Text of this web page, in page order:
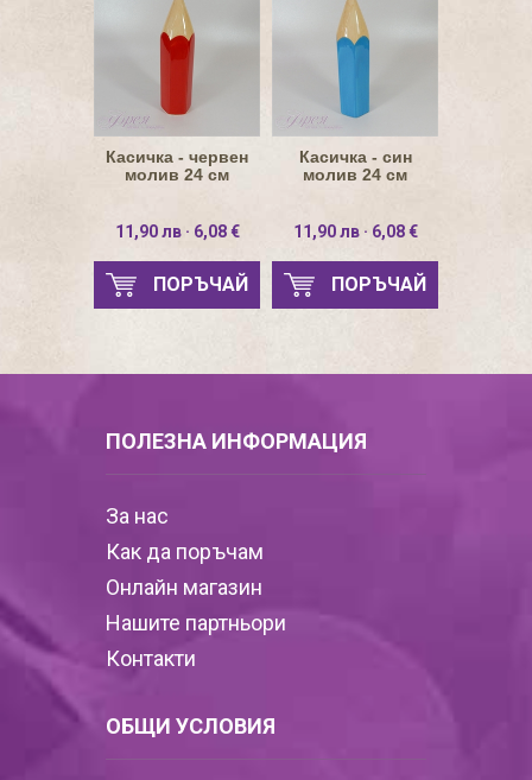
Касичка - червен
молив 24 см
11,90 лв · 6,08 €
ПОРЪЧАЙ
Касичка - син
молив 24 см
11,90 лв · 6,08 €
ПОРЪЧАЙ
ПОЛЕЗНА ИНФОРМАЦИЯ
За нас
Как да поръчам
Онлайн магазин
Нашите партньори
Контакти
ОБЩИ УСЛОВИЯ